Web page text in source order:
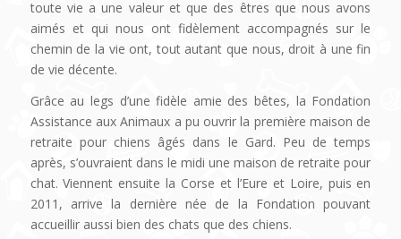
toute vie a une valeur et que des êtres que nous avons
aimés et qui nous ont fidèlement accompagnés sur le
chemin de la vie ont, tout autant que nous, droit à une fin
de vie décente.
Grâce au legs d’une fidèle amie des bêtes, la Fondation
Assistance aux Animaux a pu ouvrir la première maison de
retraite pour chiens âgés dans le Gard. Peu de temps
après, s’ouvraient dans le midi une maison de retraite pour
chat. Viennent ensuite la Corse et l’Eure et Loire, puis en
2011, arrive la dernière née de la Fondation pouvant
accueillir aussi bien des chats que des chiens.